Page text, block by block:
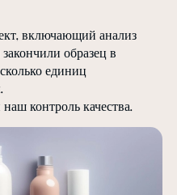
включающий анализ
образец в
единиц
контроль качества.